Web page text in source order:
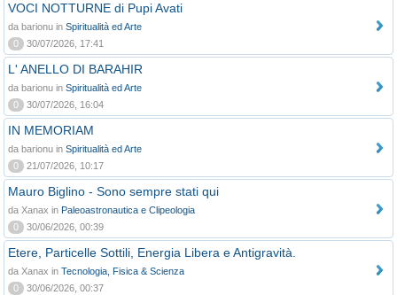
VOCI NOTTURNE di Pupi Avati
da barionu in Spiritualità ed Arte
0
30/07/2026, 17:41
L' ANELLO DI BARAHIR
da barionu in Spiritualità ed Arte
0
30/07/2026, 16:04
IN MEMORIAM
da barionu in Spiritualità ed Arte
0
21/07/2026, 10:17
Mauro Biglino - Sono sempre stati qui
da Xanax in Paleoastronautica e Clipeologia
0
30/06/2026, 00:39
Etere, Particelle Sottili, Energia Libera e Antigravità.
da Xanax in Tecnologia, Fisica & Scienza
0
30/06/2026, 00:37